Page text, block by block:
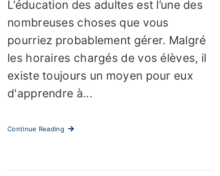
L’éducation des adultes est l’une des
nombreuses choses que vous
pourriez probablement gérer. Malgré
les horaires chargés de vos élèves, il
existe toujours un moyen pour eux
d'apprendre à...
Continue Reading